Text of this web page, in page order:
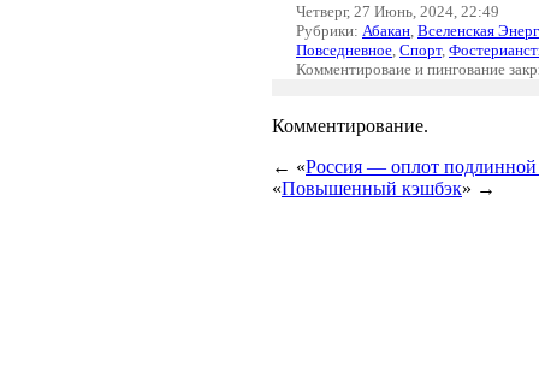
Четверг, 27 Июнь, 2024, 22:49
Рубрики: Абакан Вселенская
Повседневное Спорт,
Комментироваие и пингование
Комментирование.
← «Россия — оплот подлинной
«Повышенный кэшбэк» →